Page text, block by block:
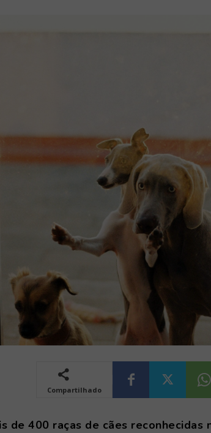
Compartilhado
de 400 raças de cães reconhecidas